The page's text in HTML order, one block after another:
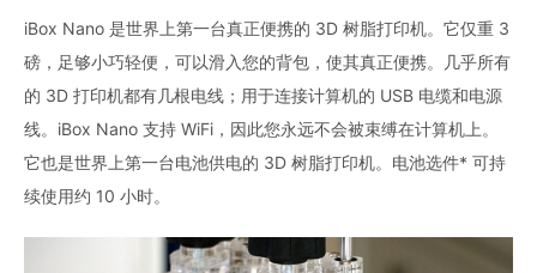
iBox Nano 是世界上第一台真正便携的 3D 树脂打印机。它仅重 3
磅，足够小巧轻便，可以滑入您的背包，使其真正便携。几乎所有
的 3D 打印机都有几根电线；用于连接计算机的 USB 电缆和电源
线。iBox Nano 支持 WiFi，因此您永远不会被束缚在计算机上。
它也是世界上第一台电池供电的 3D 树脂打印机。电池选件* 可持
续使用约 10 小时。